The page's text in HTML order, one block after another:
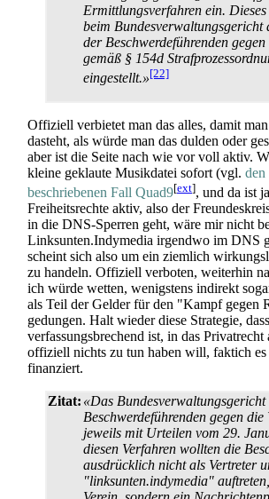
Ermittlungsverfahren ein.
beim Bundesverwaltungsgericht
der Beschwerde­führenden
gemäß § 154d
eingestellt.»[22]
Offiziell verbietet man das alles, damit
dasteht, als würde man das dulden oder
aber ist die Seite nach wie vor voll aktiv.
kleine geklaute Musikdatei sofort (vgl. den
beschriebenen Fall Quad9[ext], und da ist
Freiheitsrechte aktiv, also der
in die DNS-Sperren geht, wäre mir nicht
Linksunten.Indymedia irgendwo im DNS
scheint sich also um ein ziemlich
zu handeln. Offiziell verboten, weiterhin
ich würde wetten, wenigstens indirekt
als Teil der Gelder für den "Kampf gegen
gedungen. Halt wieder diese Strategie,
verfassungs­brechend ist, in das Privatrecht
offiziell nichts zu tun haben will, faktich es
finanziert.
Zitat: «Das
Beschwerde­führenden gegen
jeweils mit Urteilen vom 29.
diesen Verfahren wollten die
ausdrücklich nicht als Vertreter
"linksunten.indymedia"